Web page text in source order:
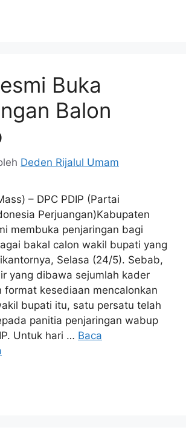
Buka
Balon
Deden Rijalul Umam
– DPC PDIP (Partai
Perjuangan)Kabupaten
membuka penjaringan bagi
bakal calon wakil bupati yang
Selasa (24/5). Sebab,
yang dibawa sejumlah kader
format kesediaan mencalonkan
bupati itu, satu persatu telah
panitia penjaringan wabup
Untuk hari … Baca